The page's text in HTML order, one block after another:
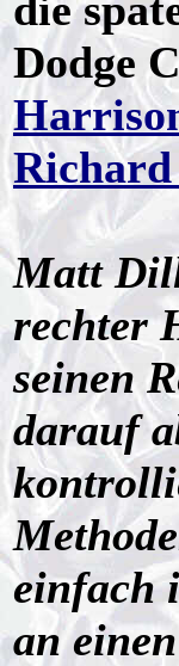
Dodge
Matt
rechter
seinen
darauf
einfach
an